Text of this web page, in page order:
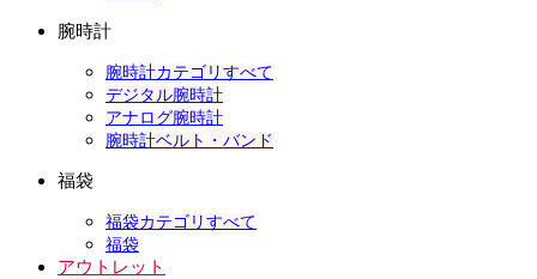
腕時計
腕時計カテゴリすべて
デジタル腕時計
アナログ腕時計
腕時計ベルト・バンド
福袋
福袋カテゴリすべて
福袋
アウトレット